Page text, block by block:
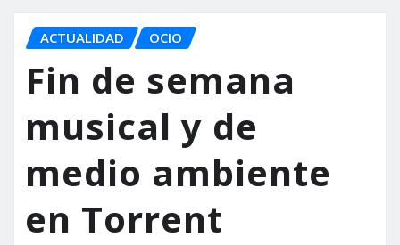
ACTUALIDAD OCIO
Fin de semana
musical y de
medio ambiente
en Torrent